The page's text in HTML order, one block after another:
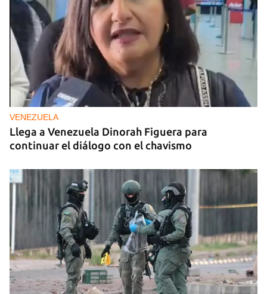
VENEZUELA
Llega a Venezuela Dinorah Figuera para
continuar el diálogo con el chavismo